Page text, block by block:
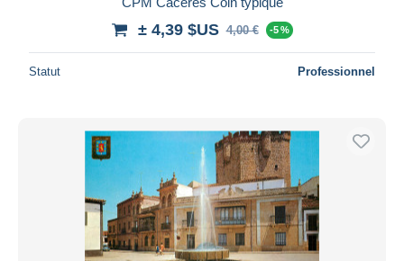
± 4,39 $US 4,00 € -5 %
Statut Professionnel